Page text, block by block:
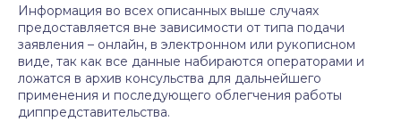
Информация во всех описанных выше случаях
предоставляется вне зависимости от типа подачи
заявления – онлайн, в электронном или рукописном
виде, так как все данные набираются операторами и
ложатся в архив консульства для дальнейшего
применения и последующего облегчения работы
диппредставительства.